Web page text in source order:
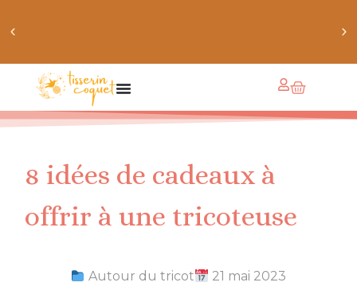
obtiens 20% de réduction sur ton prochain achat de
8 idées de cadeaux à
offrir à une tricoteuse
Autour du tricot 21 mai 2023